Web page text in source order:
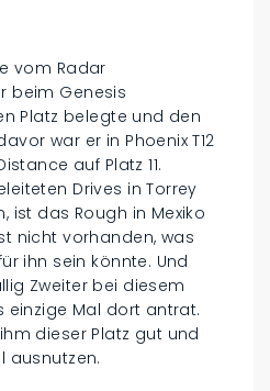
vom Radar
beim Genesis
Platz belegte und den
war er in Phoenix T12
auf Platz 11.
Drives in Torrey
ist das Rough in Mexiko
nicht vorhanden, was
ihn sein könnte. Und
Zweiter bei diesem
einzige Mal dort antrat.
dieser Platz gut und
ausnutzen.